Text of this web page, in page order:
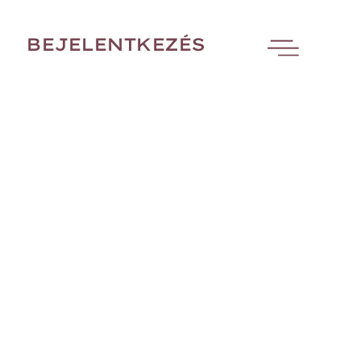
BEJELENTKEZÉS